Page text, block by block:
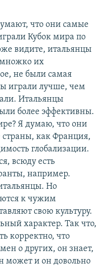
что они самые
Кубок мира по
видите, итальянцы
их
не были самая
играли лучше, чем
Итальянцы
более эффективны.
Я думаю, что они
как Франция,
глобализации.
всюду есть
например.
Но
к чужим
свою культуру.
характер. Так что,
корректно, что
о других, он знает,
может и он довольно